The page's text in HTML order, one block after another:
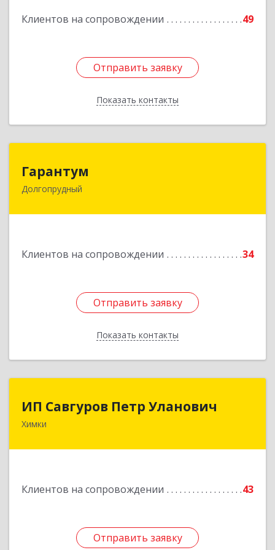
Клиентов на сопровождении 49
Отправить заявку
Показать контакты
Отправить заявку
Назад
Гарантум
Долгопрудный
Клиентов на сопровождении 34
Отправить заявку
Показать контакты
141707, Московская обл, Долгопрудный г,
Отправить заявку
Назад
ИП Савгуров Петр Уланович
Химки
Клиентов на сопровождении 43
Отправить заявку
141407, Московская обл, Химки г, Молодежная
Отправить заявку